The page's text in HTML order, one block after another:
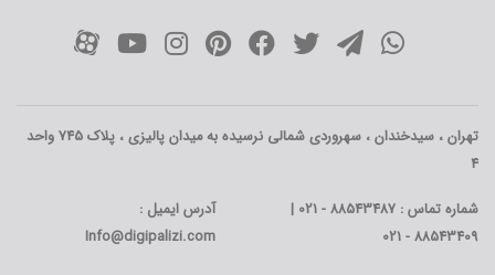
تهران ، سیدخندان ، سهروردی شمالی نرسیده به میدان پالیزی ، پلاک 745 واحد
4
شماره تماس : 88543487 - 021 |
88543409 - 021
آدرس ایمیل :
Info@digipalizi.com